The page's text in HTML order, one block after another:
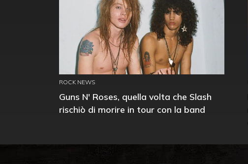
ROCK NEWS
Guns N' Roses, quella volta che Slash
rischiò di morire in tour con la band